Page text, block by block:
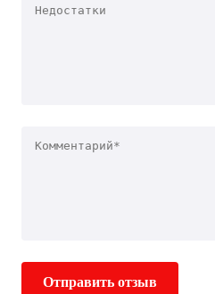
Отправить отзыв